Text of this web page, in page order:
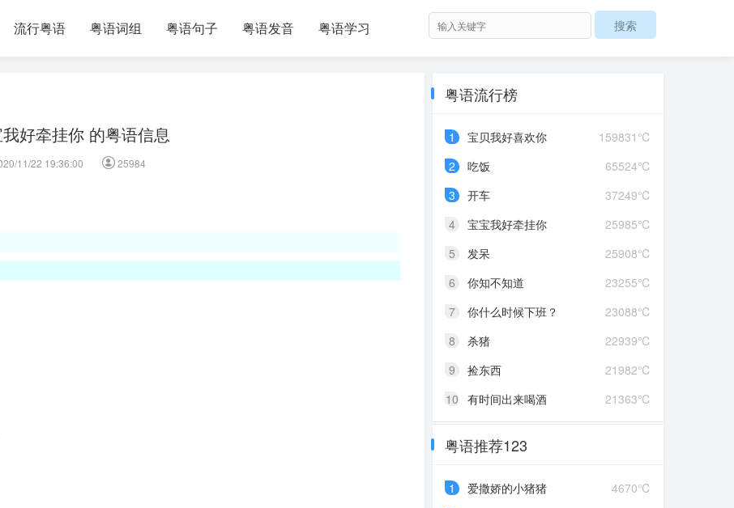
流行粤语 粤语词组 粤语句子 粤语发音 粤语学习
好牵挂你 的粤语信息
11/22 19:36:00 25984
粤语流行榜
159831℃
1
宝贝我好喜欢你
65524℃
2
吃饭
37249℃
3
开车
25985℃
4
宝宝我好牵挂你
25908℃
5
发呆
23255℃
6
你知不知道
23088℃
7
你什么时候下班？
22939℃
8
杀猪
21982℃
9
捡东西
21363℃
10 有时间出来喝酒
粤语推荐123
4670℃
1
爱撒娇的小猪猪